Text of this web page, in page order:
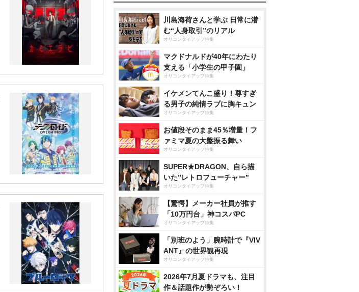
川島海荷さんと学ぶ 日常に潜
む“人身取引”のリアル
オリコンタイアップ特集
マクドナルドが40年にわたり
支える「小学生の甲子園」
オリコンタイアップ特集
イケメンてんこ盛り！尊すぎ
る男子の純情ラブに胸キュン
オリコンタイアップ特集
お値段そのまま45％増量！フ
ァミマ夏の大盤振る舞い
オリコンタイアップ特集
SUPER★DRAGON、自ら描
いた”レトロフューチャー”
オリコンタイアップ特集
【驚愕】メーカー社員が推す
「10万円台」神コスパPC
オリコンタイアップ特集
「別班のよう」腕時計で『VIV
ANT』の世界観再現
オリコンタイアップ特集
2026年7月夏ドラマも、注目
作＆話題作が勢ぞろい！